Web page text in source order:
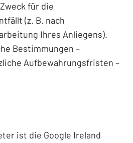
für die
(z. B. nach
Ihres Anliegens).
Bestimmungen –
Aufbewahrungsfristen –
ist die Google Ireland